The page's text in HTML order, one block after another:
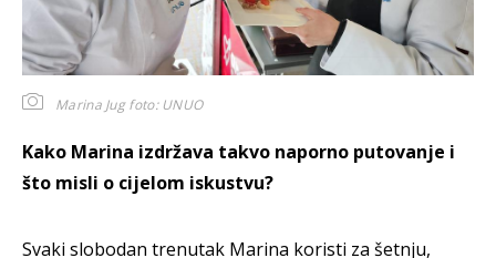
Marina Jugfoto: UNUO
Kako Marina izdržava takvo naporno putovanje i
što misli o cijelom iskustvu?
Svaki slobodan trenutak Marina koristi za šetnju,